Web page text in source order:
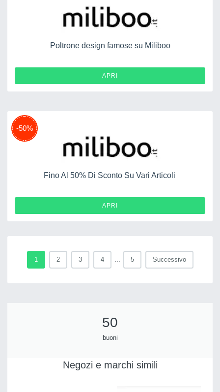
Poltrone design famose su Miliboo
APRI
-50%
Fino Al 50% Di Sconto Su Vari Articoli
APRI
1 2 3 4 5 Successivo
50
buoni
Negozi e marchi simili